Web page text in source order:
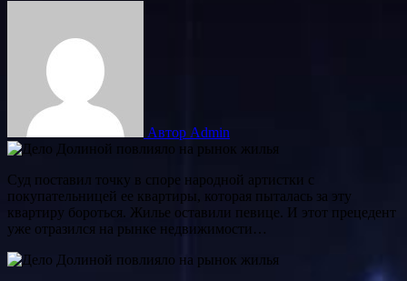
Автор Admin
Суд поставил точку в споре народной артистки с
покупательницей ее квартиры, которая пыталась за эту
квартиру бороться. Жилье оставили певице. И этот прецедент
уже отразился на рынке недвижимости…